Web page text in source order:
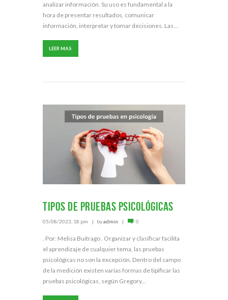
analizar información. Su uso es fundamental a la
hora de presentar resultados, comunicar
información, interpretar y tomar decisiones. Las...
LEER MAS
Tipos de pruebas psicológicas
05/08/2023, 18 pm byadmin 0
. Por: Melisa Buitrago . Organizar y clasificar facilita
el aprendizaje de cualquier tema, las pruebas
psicológicas no son la excepción. Dentro del campo
de la medición existen varias formas de tipificar las
pruebas psicológicas, según Gregory...